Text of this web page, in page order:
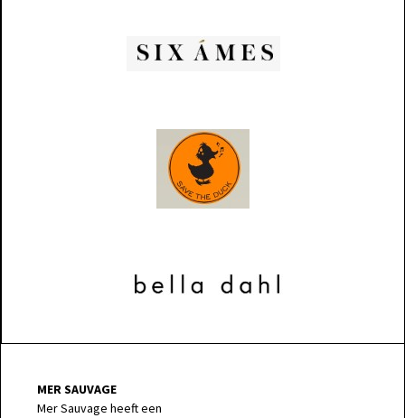
MER SAUVAGE
Mer Sauvage heeft een